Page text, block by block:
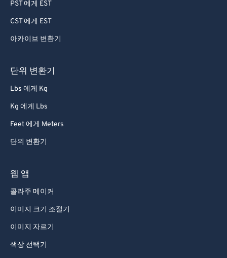
PST 에게 EST
CST 에게 EST
아카이브 변환기
단위 변환기
Lbs 에게 Kg
Kg 에게 Lbs
Feet 에게 Meters
단위 변환기
웹 앱
콜라주 메이커
이미지 크기 조절기
이미지 자르기
색상 선택기